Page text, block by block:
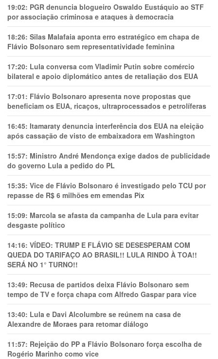
19:02: PGR denuncia blogueiro Oswaldo Eustáquio ao STF
por associação criminosa e ataques à democracia
18:26: Silas Malafaia aponta erro estratégico em chapa de
Flávio Bolsonaro sem representatividade feminina
17:20: Lula conversa com Vladimir Putin sobre comércio
bilateral e apoio diplomático antes de retaliação dos EUA
17:01: Flávio Bolsonaro apresenta nove propostas que
beneficiam os EUA, ricaços, ultraprocessados e petrolíferas
16:45: Itamaraty denuncia interferência dos EUA na eleição
após cassação de visto de embaixadora em Washington
15:57: Ministro André Mendonça exige dados de publicidade
do governo Lula a pedido do PL
15:35: Vice de Flávio Bolsonaro é investigado pelo TCU por
repasse de R$ 6 milhões em emendas Pix
15:09: Marcola se afasta da campanha de Lula para evitar
desgaste político
14:16: VÍDEO: TRUMP E FLÁVIO SE DESESPERAM COM
QUEDA DO TARIFAÇO AO BRASIL!! LULA RINDO À TOA!!
SERÁ NO 1° TURNO!!
13:49: Recusa de partidos deixa Flávio Bolsonaro sem
tempo de TV e força chapa com Alfredo Gaspar para vice
13:40: Lula e Davi Alcolumbre se reúnem na casa de
Alexandre de Moraes para retomar diálogo
11:57: Rejeição do PP a Flávio Bolsonaro força escolha de
Rogério Marinho como vice